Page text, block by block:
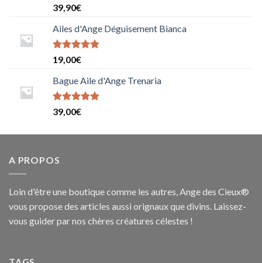
Note5sur
39,90€
Ailes d'Ange Déguisement Bianca
Note5sur
19,00€
Bague Aile d'Ange Trenaria
Note
5.0000000000000000
39,00€
A PROPOS
Loin d'être une boutique comme les autres, Ange des Cieux®
vous propose des articles aussi orignaux que divins. Laissez-
vous guider par nos chères créatures célestes !